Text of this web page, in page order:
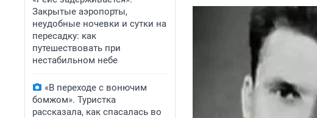
Закрытые аэропорты,
неудобные ночевки и сутки на
пересадку: как
путешествовать при
нестабильном небе
«В переходе с вонючим
бомжом». Туристка
рассказала, как спасалась во